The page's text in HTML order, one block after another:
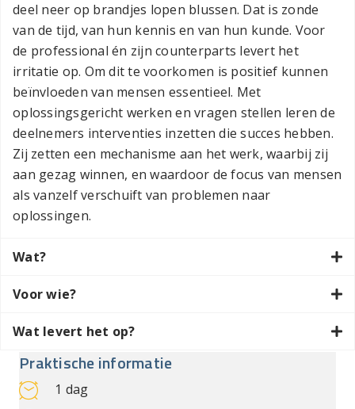
deel neer op brandjes lopen blussen. Dat is zonde
van de tijd, van hun kennis en van hun kunde. Voor
de professional én zijn counterparts levert het
irritatie op. Om dit te voorkomen is positief kunnen
beïnvloeden van mensen essentieel. Met
oplossingsgericht werken en vragen stellen leren de
deelnemers interventies inzetten die succes hebben.
Zij zetten een mechanisme aan het werk, waarbij zij
aan gezag winnen, en waardoor de focus van mensen
als vanzelf verschuift van problemen naar
oplossingen.
Wat?
Voor wie?
Wat levert het op?
Praktische informatie
1 dag